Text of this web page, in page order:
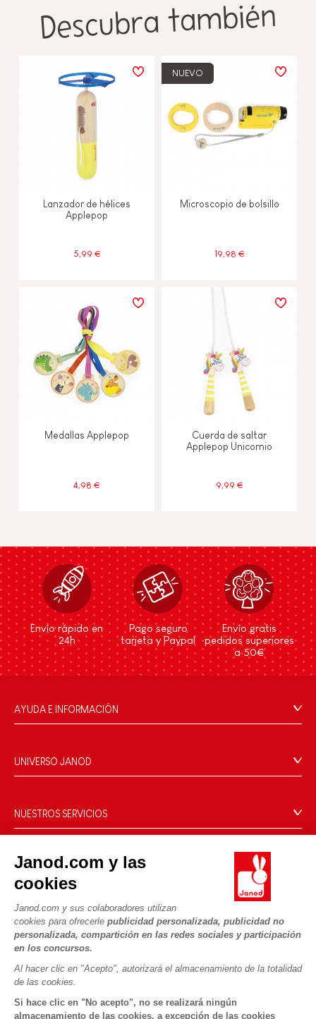
Janod.com y las
cookies
Janod.com y sus colaboradores utilizan
cookies para ofrecerle publicidad personalizada, publicidad no
personalizada, compartición en las redes sociales y participación
en los concursos.
Al hacer clic en "Acepto", autorizará el almacenamiento de la totalidad
de las cookies.
Si hace clic en "No acepto", no se realizará ningún
almacenamiento de las cookies, a excepción de las cookies
Descubra también
Lanzador de hélices
Applepop
5,99 €
NUEVO
Microscopio de bolsillo
19,98 €
Medallas Applepop
4,98 €
Cuerda de saltar
Applepop Unicornio
9,99 €
Envío rápido en
24h
Pago seguro
tarjeta y Paypal
Envío gratis
pedidos superiores
a 50€
AYUDA E INFORMACIÓN
Preguntas más frecuentes
Contacto
Retirada de productos
Cookies
Condiciones de las ofertas
Condiciones de uso #YesJanod
UNIVERSO JANOD
Nuestro savoir-faire
Compromisos de RSE
NUESTROS SERVICIOS
Pago seguro
Métodos de envío
Vídeos
Reglas del juego y manuales
Piezas sueltas
Actividades infantiles para descargar
PROFESIONAL
Contacto prensa
SÍGUENOS